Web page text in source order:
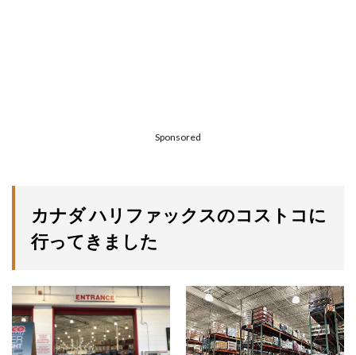
Sponsored
カナダ ハリファックスのコストコに
行ってきました